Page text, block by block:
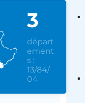
3
départ
ement
s :
13/84/
04